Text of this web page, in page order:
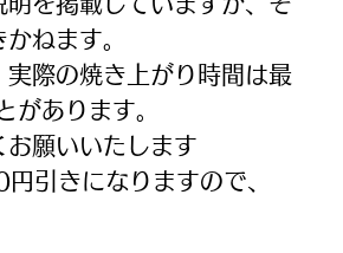
ねます。
際の焼き上がり時間は最
があります。
お願いいたします
引きになりますので、